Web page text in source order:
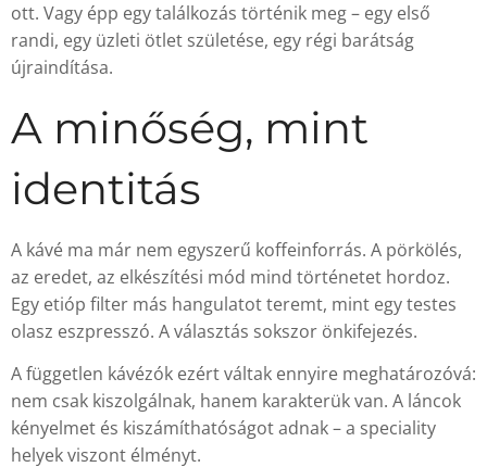
ott. Vagy épp egy találkozás történik meg – egy első
randi, egy üzleti ötlet születése, egy régi barátság
újraindítása.
A minőség, mint
identitás
A kávé ma már nem egyszerű koffeinforrás. A pörkölés,
az eredet, az elkészítési mód mind történetet hordoz.
Egy etióp filter más hangulatot teremt, mint egy testes
olasz eszpresszó. A választás sokszor önkifejezés.
A független kávézók ezért váltak ennyire meghatározóvá:
nem csak kiszolgálnak, hanem karakterük van. A láncok
kényelmet és kiszámíthatóságot adnak – a speciality
helyek viszont élményt.